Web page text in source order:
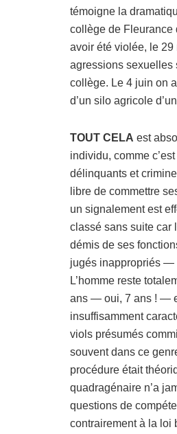
témoigne la
collège de Fleurance
avoir été violée, le
agressions sexuelles
collège. Le 4 juin on
d’un silo agricole
TOUT CELA est
individu, comme
délinquants et
libre de commettre
un signalement est
classé sans suite car
démis de ses
jugés inappropriés —
L’homme reste
ans — oui, 7 ans ! —
insuffisamment
viols présumés
souvent dans ce
procédure était
quadragénaire n’a
questions de
contrairement à la loi